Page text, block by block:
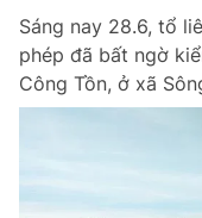
Sáng nay 28.6, tổ
phép đã bất ngờ
Công Tồn, ở xã